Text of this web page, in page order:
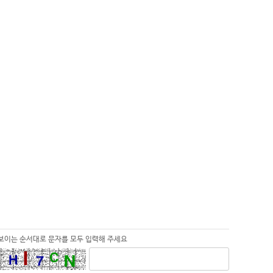
이는 순서대로 문자를 모두 입력해 주세요